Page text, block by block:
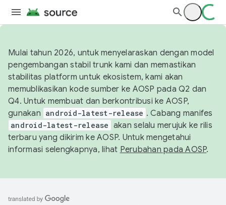
Mulai tahun 2026, untuk menyelaraskan dengan model
pengembangan stabil trunk kami dan memastikan
stabilitas platform untuk ekosistem, kami akan
memublikasikan kode sumber ke AOSP pada Q2 dan
Q4. Untuk membuat dan berkontribusi ke AOSP,
gunakan android-latest-release . Cabang manifes
android-latest-release akan selalu merujuk ke rilis
terbaru yang dikirim ke AOSP. Untuk mengetahui
informasi selengkapnya, lihat Perubahan pada AOSP.